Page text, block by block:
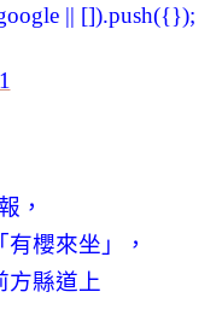
|| []).push({});
，
櫻來坐」，
方縣道上